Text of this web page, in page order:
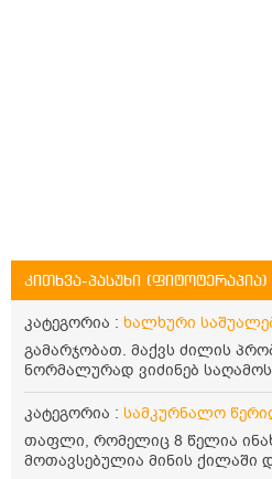
კითხვა-პასუხი (ფიტოტერაპია)
კატეგორია : ხალხური
გამარჯობათ. მაქვს ძილის
ნორმალურად ვიძინებ საღამოს
ან 04:00 საათზე მეღვიძება და
ვერაფრით.რამე ხალხური
კატეგორია : სამკურნალო
თაფლი, რომელიც 8 წელია
მოთავსებულია მინის ქილაში